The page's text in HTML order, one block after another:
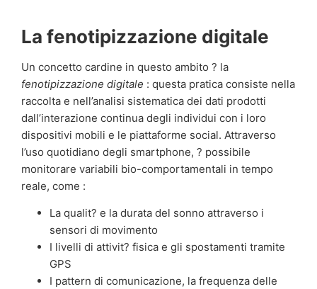
La fenotipizzazione digitale
Un concetto cardine in questo ambito ? la
fenotipizzazione digitale : questa pratica consiste nella
raccolta e nell’analisi sistematica dei dati prodotti
dall’interazione continua degli individui con i loro
dispositivi mobili e le piattaforme social. Attraverso
l’uso quotidiano degli smartphone, ? possibile
monitorare variabili bio-comportamentali in tempo
reale, come :
La qualit? e la durata del sonno attraverso i
sensori di movimento
I livelli di attivit? fisica e gli spostamenti tramite
GPS
I pattern di comunicazione, la frequenza delle